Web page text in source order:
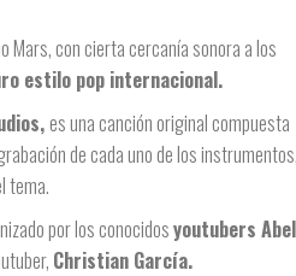
Mars, con cierta cercanía sonora a los
estilo pop internacional.
es una canción original compuesta
de cada uno de los instrumentos,
tema.
por los conocidosyoutubers Abel
Christian García.